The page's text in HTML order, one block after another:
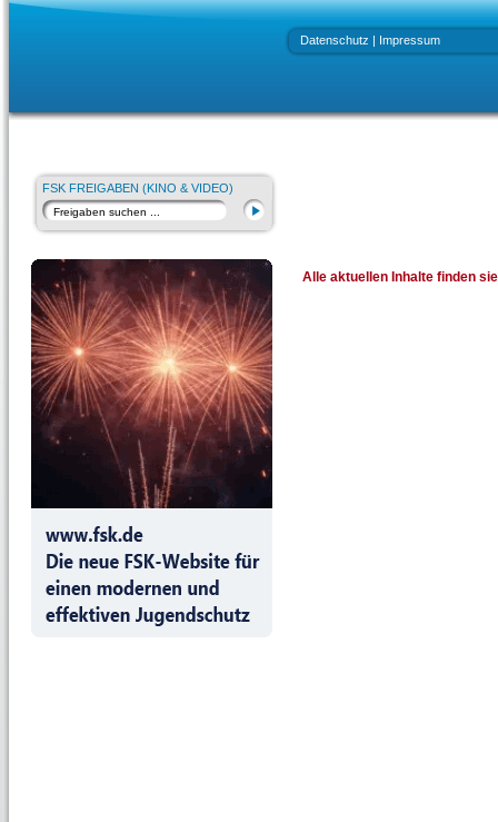
Datenschutz | Impressum
FSK FREIGABEN (KINO & VIDEO)
Alle aktuellen Inhalte finden